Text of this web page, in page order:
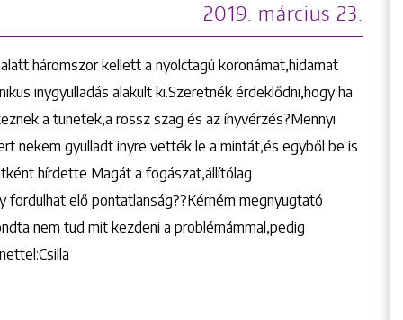
2019. március 23.
háromszor kellett a nyolctagú koronámat,hidamat
inygyulladás alakult ki.Szeretnék érdeklődni,hogy ha
a tünetek,a rossz szag és az ínyvérzés?Mennyi
nekem gyulladt inyre vették le a mintát,és egyből be is
hírdette Magát a fogászat,állítólag
elő pontatlanság??Kérném megnyugtató
nem tud mit kezdeni a problémámmal,pedig